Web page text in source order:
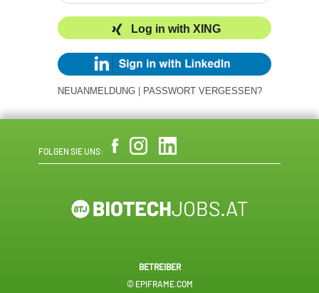
Log in with XING
NEUANMELDUNG PASSWORT VERGESSEN?
FOLGEN SIE UNS:
BETREIBER
© EPIFRAME.COM